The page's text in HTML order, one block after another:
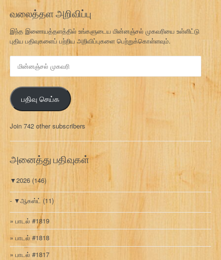
வலைத்தள அறிவிப்பு
இந்த இணையத்தளத்தில் உங்களுடைய மின்னஞ்சல் முகவரியை உள்ளிட்டு
புதிய பதிவுகளைப் பற்றிய அறிவிப்புகளை பெற்றுக்கொள்ளவும்.
ன்
ன
ஞ்
ச
ல்
க
வ
பதிவு செய்க
Join 742 other subscribers
அனைத்து பதிவுகள்
▼2026 (146)
▼ஆகஸ்ட் (11)
பாடல் #1819
பாடல் #1818
பாடல் #1817